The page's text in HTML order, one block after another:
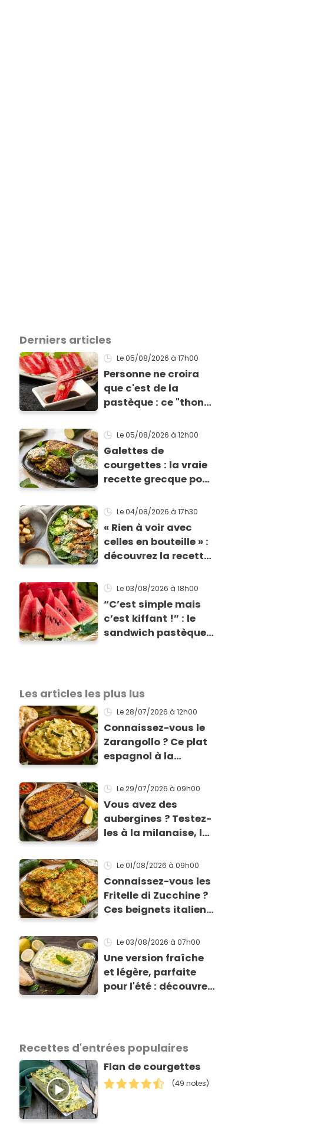
Derniers articles
Le 05/08/2026 à 17h00
Personne ne croira
que c'est de la
pastèque : ce "thon"
totalement bluffant
Le 05/08/2026 à 12h00
Galettes de
courgettes : la vraie
recette grecque pour
enfin à la cuisson
Le 04/08/2026 à 17h30
« Rien à voir avec
celles en bouteille » :
découvrez la recette
César par un chef
étoilé
Le 03/08/2026 à 18h00
“C’est simple mais
c’est kiffant !” : le
sandwich pastèque
Les articles les plus lus
Le 28/07/2026 à 12h00
Connaissez-vous le
Zarangollo ? Ce plat
espagnol à la
min pour moins de 3
€ !
Le 29/07/2026 à 09h00
Vous avez des
aubergines ? Testez-
les à la milanaise, la
dorée qui change du
gratin classique
Le 01/08/2026 à 09h00
Connaissez-vous les
Fritelle di Zucchine ?
Ces beignets italiens
en 10 min sont un pur
délice !
Le 03/08/2026 à 07h00
Une version fraîche
et légère, parfaite
pour l'été : découvrez
Chef !
Recettes d'entrées populaires
Flan de courgettes
(49 notes)